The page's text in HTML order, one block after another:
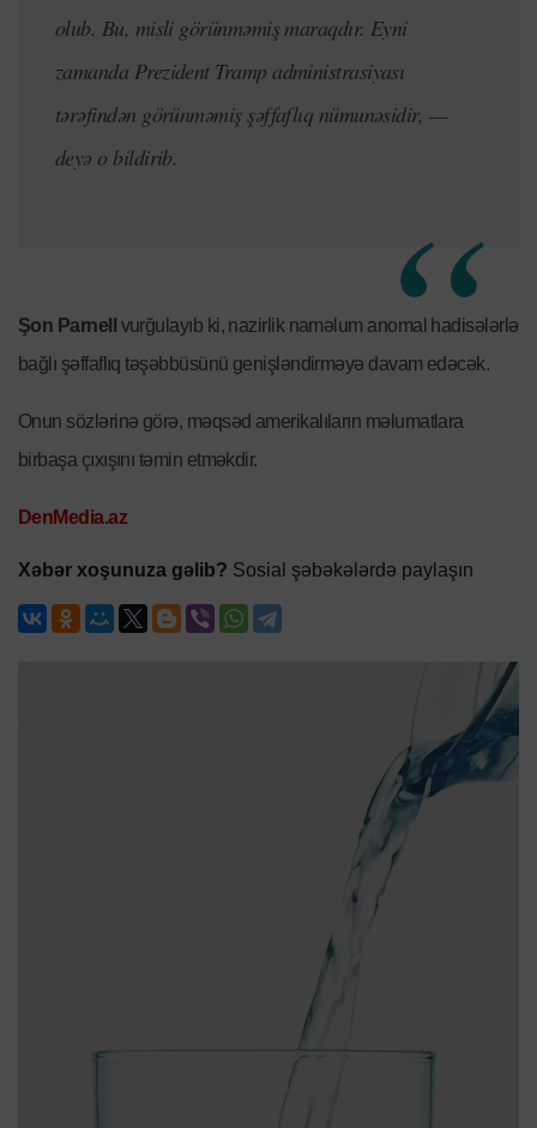
olub. Bu, misli görünməmiş maraqdır. Eyni
zamanda Prezident Tramp administrasiyası
tərəfindən görünməmiş şəffaflıq nümunəsidir, —
deyə o bildirib.
Şon Parnell
vurğulayıb ki, nazirlik naməlum anomal hadisələrlə
bağlı şəffaflıq təşəbbüsünü genişləndirməyə davam edəcək.
Onun sözlərinə görə, məqsəd amerikalıların məlumatlara
birbaşa çıxışını təmin etməkdir.
DenMedia.az
Xəbər xoşunuza gəlib? Sosial şəbəkələrdə paylaşın